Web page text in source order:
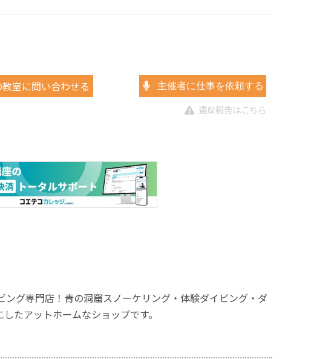
教室に問い合わせる 主催者に仕事を依頼する
違反報告はこちら
グ専門店！青の洞窟スノーケリング・体験ダイビング・ダ
たアットホームなショップです。